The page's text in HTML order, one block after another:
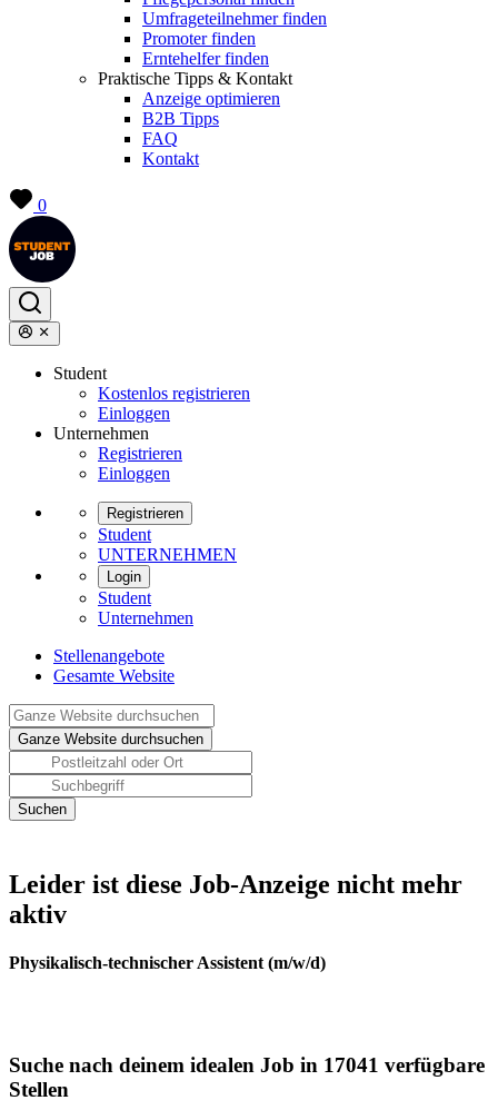
Umfrageteilnehmer finden
Promoter finden
Erntehelfer finden
Praktische Tipps & Kontakt
Anzeige optimieren
B2B Tipps
FAQ
Kontakt
0
Student
Kostenlos registrieren
Einloggen
Unternehmen
Registrieren
Einloggen
Registrieren
Student
UNTERNEHMEN
Login
Student
Unternehmen
Stellenangebote
Gesamte Website
Leider ist diese Job-Anzeige nicht mehr
aktiv
Physikalisch-technischer Assistent (m/w/d)
Suche nach deinem idealen Job in 17041 verfügbare
Stellen